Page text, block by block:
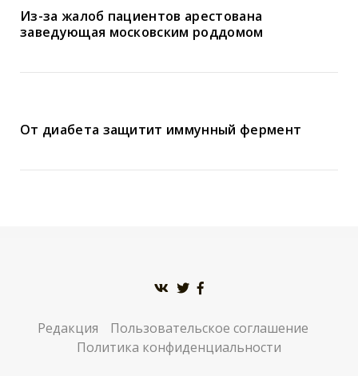
Из-за жалоб пациентов арестована
заведующая московским роддомом
От диабета защитит иммунный фермент
Редакция
Пользовательское соглашение
Политика конфиденциальности